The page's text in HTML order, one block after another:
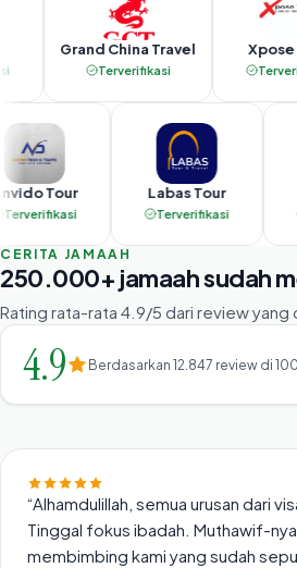
Grand China Travel
Terverifikasi
Xpose Tour
Terverifikasi
Anvido Tour
Terverifikasi
Labas Tour
Terverifikasi
CERITA JAMAAH
250.000+ jamaah sudah
Rating rata-rata 4.9/5 dari review yang
4.9 Berdasarkan 12.847 review di
“Alhamdulillah, semua urusan dari
Tinggal fokus ibadah. Muthawif-
membimbing kami yang sudah